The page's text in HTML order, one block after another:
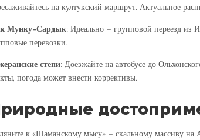
на култукский маршрут. Актуальное
Мунку-Сардык: Идеально – групповой переезд из
перевозки.
степи: Доезжайте на автобусе до
погода может внести коррективы.
к «Шаманскому мысу» – скальному массиву на